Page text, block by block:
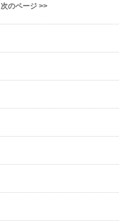
次のページ >>